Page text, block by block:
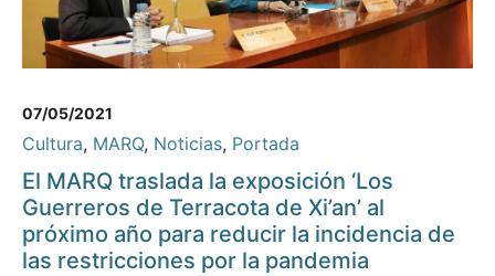
07/05/2021
Cultura, MARQ, Noticias, Portada
El MARQ traslada la exposición ‘Los
Guerreros de Terracota de Xi’an’ al
próximo año para reducir la incidencia de
las restricciones por la pandemia